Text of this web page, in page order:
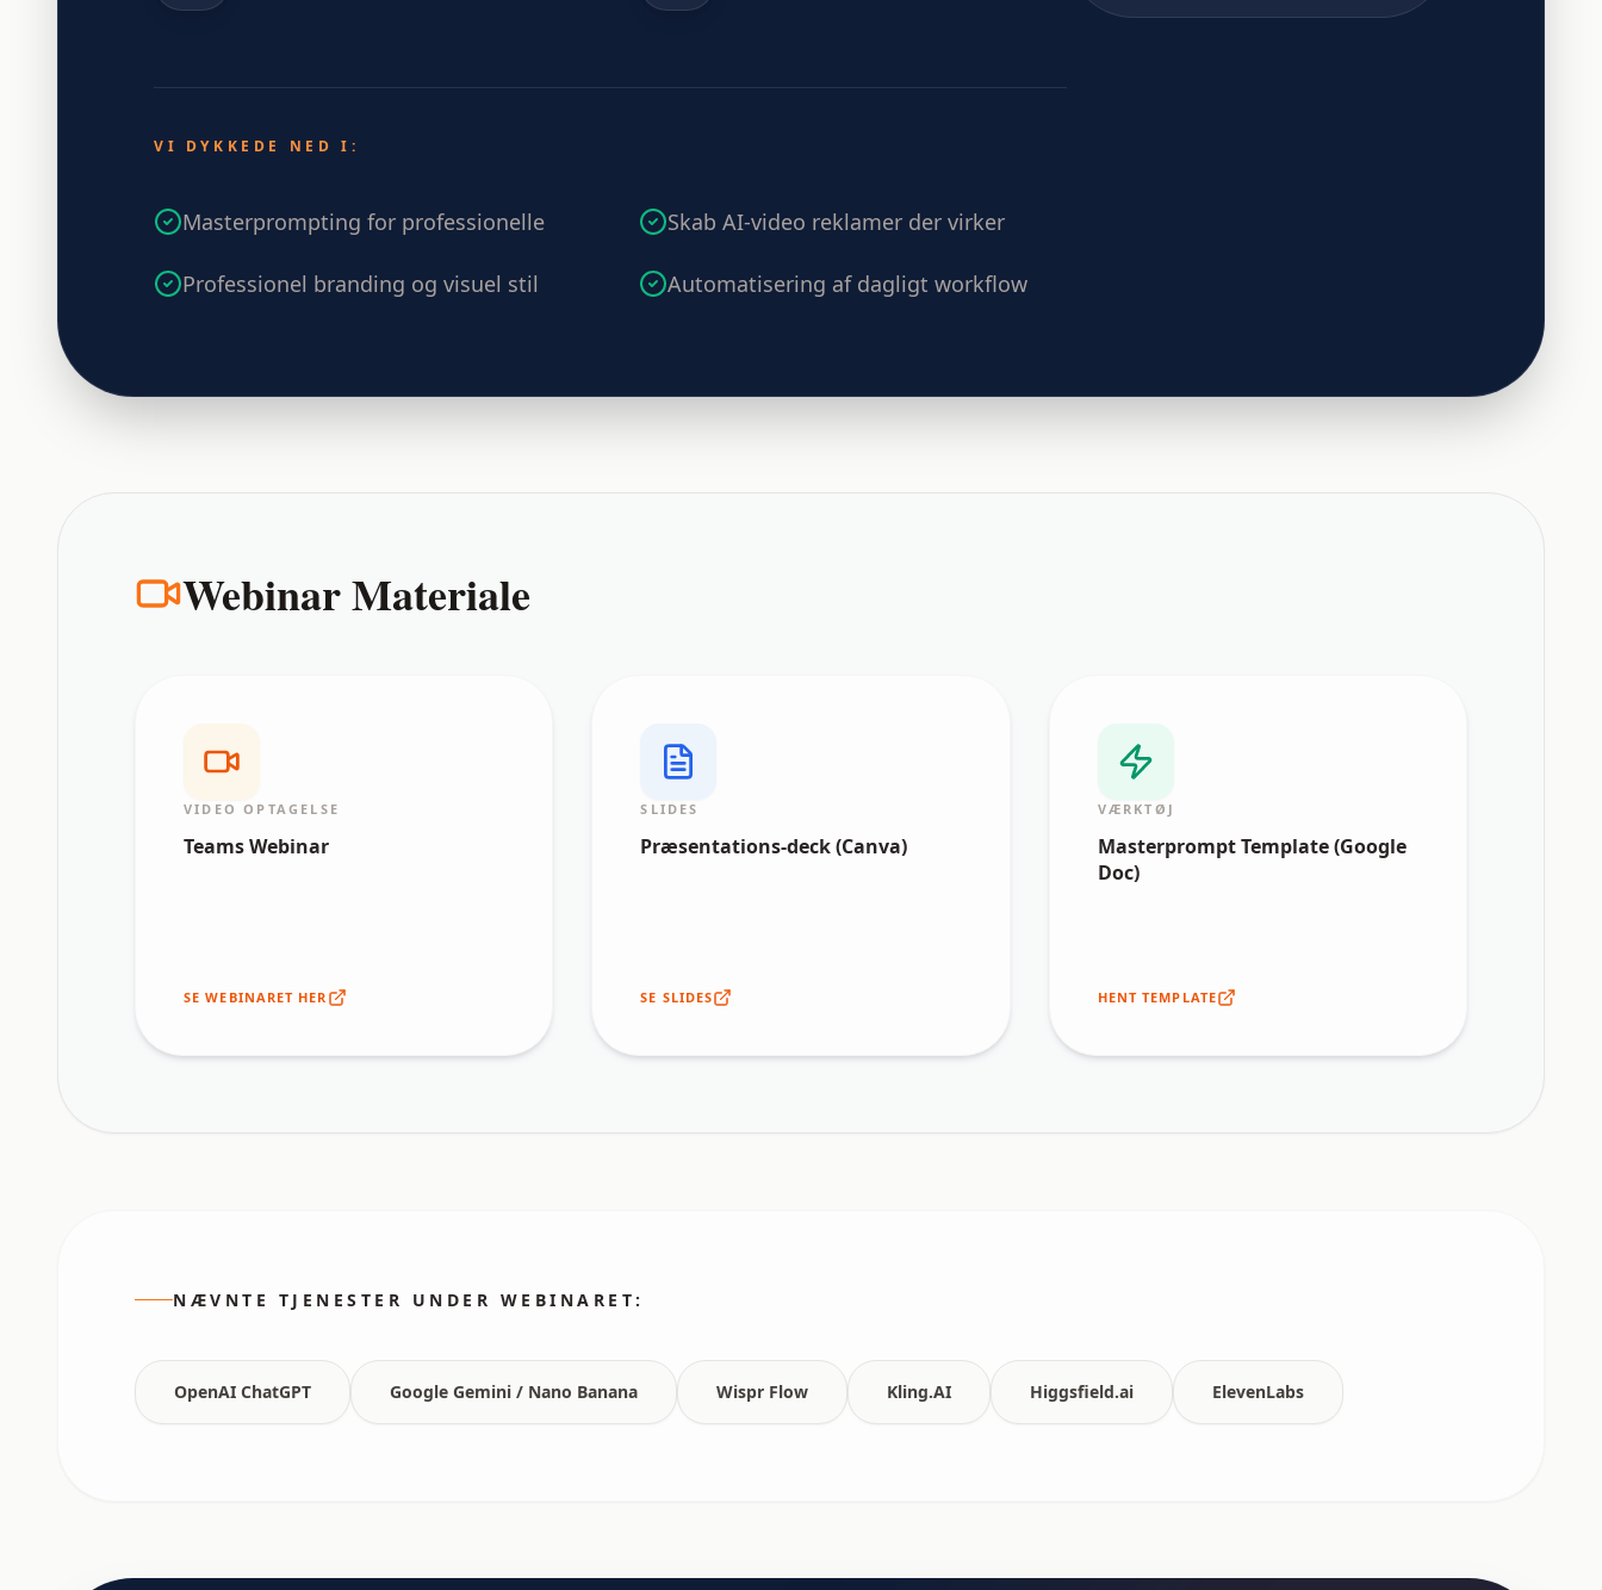
VI DYKKEDE NED I:
Masterprompting for professionelle Skab AI-video reklamer der virker
Professionel branding og visuel stil Automatisering af dagligt workflow
Webinar Materiale
VIDEO OPTAGELSE
Teams Webinar
SE WEBINARET HER
SLIDES
Præsentations-deck (Canva)
SE SLIDES
VÆRKTØJ
Masterprompt Template (Google
Doc)
HENT TEMPLATE
NÆVNTE TJENESTER UNDER WEBINARET:
OpenAI ChatGPT Google Gemini / Nano Banana Wispr Flow Kling.AI Higgsfield.ai ElevenLabs